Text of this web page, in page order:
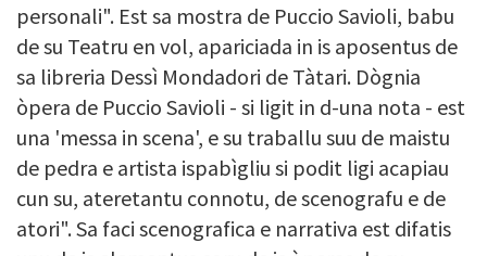
personali". Est sa mostra de Puccio Savioli, babu
de su Teatru en vol, apariciada in is aposentus de
sa libreria Dessì Mondadori de Tàtari. Dògnia
òpera de Puccio Savioli - si ligit in d-una nota - est
una 'messa in scena', esu traballu suu de maistu
de pedra e artista ispabìgliu si podit ligi acapiau
cun su, ateretantu connotu, de scenografu e de
atori". Sa faci scenografica e narrativa est difatis